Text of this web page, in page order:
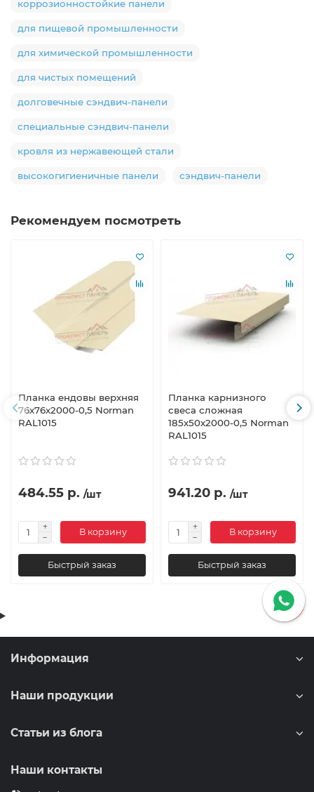
коррозионностойкие панели
для пищевой промышленности
для химической промышленности
для чистых помещений
долговечные сэндвич-панели
специальные сэндвич-панели
кровля из нержавеющей стали
высокогигиеничные панели сэндвич-панели
Рекомендуем посмотреть
Планка ендовы верхняя
76х76х2000-0,5 Norman
RAL1015
484.55 р. /шт
В корзину
Быстрый заказ
Планка карнизного
свеса сложная
185х50х2000-0,5 Norman
RAL1015
941.20 р. /шт
В корзину
Быстрый заказ
Информация
Наши продукции
Статьи из блога
Наши контакты